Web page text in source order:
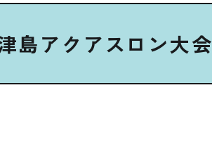
島アクアスロン大会